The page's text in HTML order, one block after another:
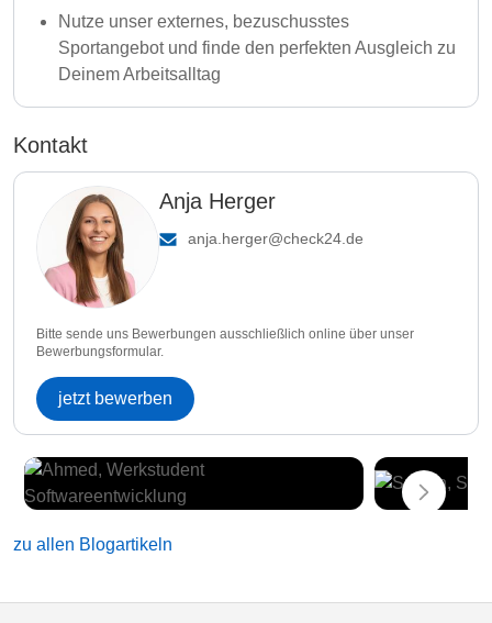
Nutze unser externes, bezuschusstes
Sportangebot und finde den perfekten Ausgleich zu
Deinem Arbeitsalltag
Kontakt
Anja Herger
anja.herger@check24.de
Bitte sende uns Bewerbungen ausschließlich online über unser
Bewerbungsformular.
jetzt bewerben
zu allen Blogartikeln